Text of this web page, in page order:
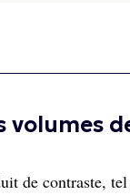
volumes
de contraste,